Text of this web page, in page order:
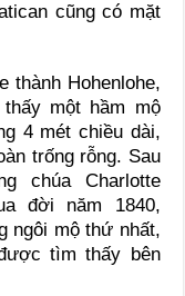
cũng có mặt
thành Hohenlohe,
một hầm mộ
4 mét chiều dài,
trống rỗng. Sau
chúa Charlotte
đời năm 1840,
ngôi mộ thứ nhất,
tìm thấy bên